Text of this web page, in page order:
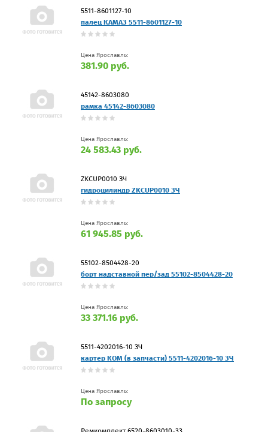
5511-8601127-10
палец КАМАЗ 5511-8601127-10
Цена Ярославль:
381.90 руб.
45142-8603080
рамка 45142-8603080
Цена Ярославль:
24 583.43 руб.
ZKCUP0010 ЗЧ
гидроцилиндр ZKCUP0010 ЗЧ
Цена Ярославль:
61 945.85 руб.
55102-8504428-20
борт надставной пер/зад 55102-8504428-20
Цена Ярославль:
33 371.16 руб.
5511-4202016-10 ЗЧ
картер КОМ (в запчасти) 5511-4202016-10 ЗЧ
Цена Ярославль:
По запросу